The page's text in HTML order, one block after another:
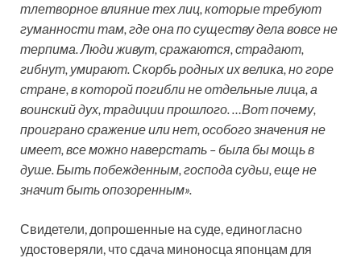
тлетворное влияние тех лиц, которые требуют
гуманности там, где она по существу дела вовсе не
терпима. Люди живут, сражаются, страдают,
гибнут, умирают. Скорбь родных их велика, но горе
стране, в которой погибли не отдельные лица, а
воинский дух, традиции прошлого. …Вот почему,
проиграно сражение или нет, особого значения не
имеет, все можно наверстать – была бы мощь в
душе. Быть побежденным, господа судьи, еще не
значит быть опозоренным».
Свидетели, допрошенные на суде, единогласно
удостоверяли, что сдача миноносца японцам для